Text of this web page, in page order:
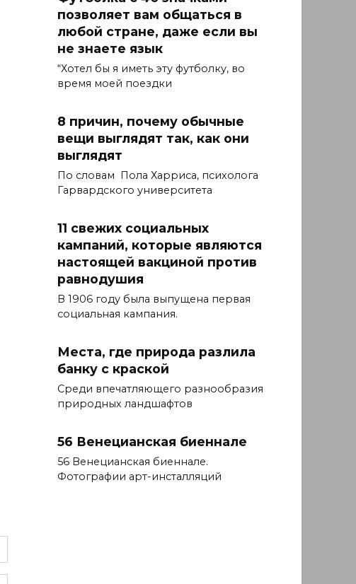
позволяет вам общаться в
любой стране, даже если вы
не знаете язык
“Хотел бы я иметь эту футболку, во
время моей поездки
8 причин, почему обычные
вещи выглядят так, как они
выглядят
По словам Пола Харриса, психолога
Гарвардского университета
11 свежих социальных
кампаний, которые являются
настоящей вакциной против
равнодушия
В 1906 году была выпущена первая
социальная кампания.
Места, где природа разлила
банку с краской
Среди впечатляющего разнообразия
природных ландшафтов
56 Венецианская биеннале
56 Венецианская биеннале.
Фотографии арт-инсталляций